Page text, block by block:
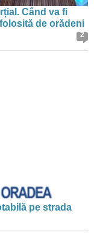
Când va fi
de orădeni
2
pe strada